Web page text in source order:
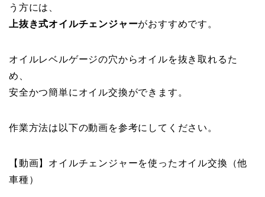
う方には、
上抜き式オイルチェンジャーがおすすめです。
オイルレベルゲージの穴からオイルを抜き取れるた
め、
安全かつ簡単にオイル交換ができます。
作業方法は以下の動画を参考にしてください。
【動画】オイルチェンジャーを使ったオイル交換（他
車種）